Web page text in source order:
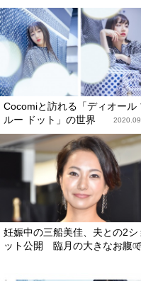
Cocomiと訪れる「ディオール
ルー ドット」の世界
妊娠中の三船美佳、夫との2シ
ット公開 臨月の大きなお腹